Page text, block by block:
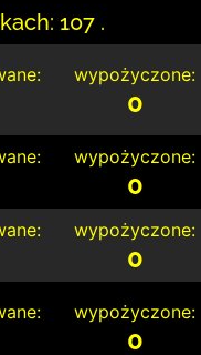
107 .
wypożyczone:
0
wypożyczone:
0
wypożyczone:
0
wypożyczone:
0